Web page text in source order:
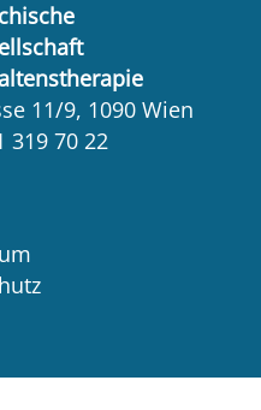
11/9, 1090 Wien
319 70 22